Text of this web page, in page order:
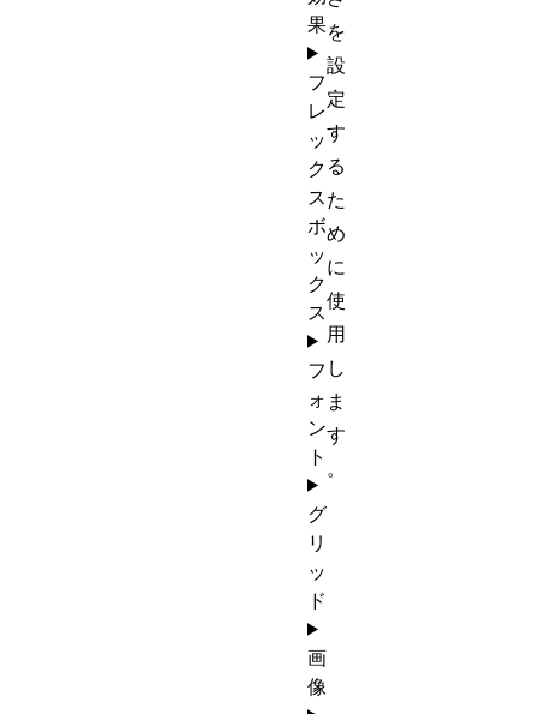
を
設
定
す
る
た
め
に
使
用
し
ま
す
。
果
フ
レ
ッ
ク
ス
ボ
ッ
ク
ス
フ
ォ
ン
ト
グ
リ
ッ
ド
画
像